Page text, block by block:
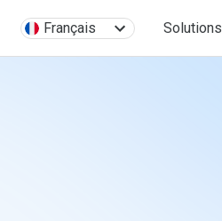
Français Solutions